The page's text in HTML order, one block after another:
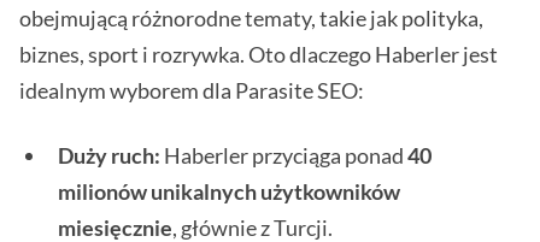
obejmującą różnorodne tematy, takie jak polityka,
biznes, sport i rozrywka. Oto dlaczego Haberler jest
idealnym wyborem dla Parasite SEO:
Duży ruch: Haberler przyciąga ponad40
milionów unikalnych użytkowników
miesięcznie, głównie z Turcji.